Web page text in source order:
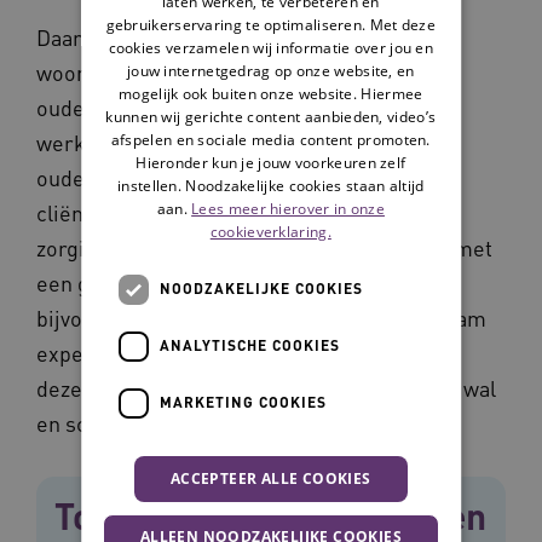
Daarnaast besloten enkele kleinschalige
wooninitiatieven om samen de complexere
ouderenzorg te gaan organiseren. Door te
werken met een gezamenlijke specialist
ouderengeneeskunde blijft die zorg voor de
cliënt van hoog niveau. Verder zochten
zorginstellingen oplossingen voor mensen met
een gecombineerd ziektebeeld. Door
bijvoorbeeld bij de triage of in een expertteam
expertise samen te brengen voorkom je dat
deze zogeheten ‘dubbelzorgvragers’ tussen wal
en schip terechtkomen.
Toenemende zorgvraag en
gebruikerservaring te optimaliseren. Met deze
cookies verzamelen wij informatie over jou en
jouw internetgedrag op onze website, en
mogelijk ook buiten onze website. Hiermee
kunnen wij gerichte content aanbieden, video’s
afspelen en sociale media content promoten.
Hieronder kun je jouw voorkeuren zelf
instellen. Noodzakelijke cookies staan altijd
aan. Lees meer hierover in onze
cookieverklaring.
NOODZAKELIJKE COOKIES
ANALYTISCHE COOKIES
MARKETING COOKIES
ACCEPTEER ALLE COOKIES
ALLEEN NOODZAKELIJKE COOKIES